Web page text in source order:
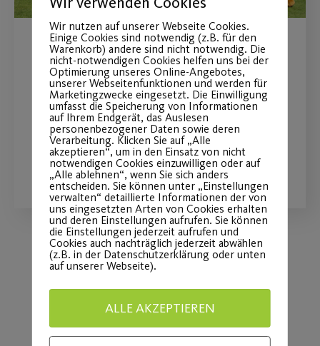
Post SV beim Bewegungstag
„Ball“
am 16.08.2026 auf der Wöhrder Wiese
WEITERLESEN
Load More
Wir nutzen auf unserer Webseite Cookies.
Einige Cookies sind notwendig (z.B. für den
Warenkorb) andere sind nicht notwendig. Die
nicht-notwendigen Cookies helfen uns bei der
Optimierung unseres Online-Angebotes,
unserer Webseitenfunktionen und werden für
Marketingzwecke eingesetzt. Die Einwilligung
umfasst die Speicherung von Informationen
auf Ihrem Endgerät, das Auslesen
personenbezogener Daten sowie deren
Verarbeitung. Klicken Sie auf „Alle
akzeptieren“, um in den Einsatz von nicht
notwendigen Cookies einzuwilligen oder auf
„Alle ablehnen“, wenn Sie sich anders
entscheiden. Sie können unter „Einstellungen
verwalten“ detaillierte Informationen der von
uns eingesetzten Arten von Cookies erhalten
und deren Einstellungen aufrufen. Sie können
die Einstellungen jederzeit aufrufen und
Cookies auch nachträglich jederzeit abwählen
(z.B. in der Datenschutzerklärung oder unten
auf unserer Webseite).
ALLE AKZEPTIEREN